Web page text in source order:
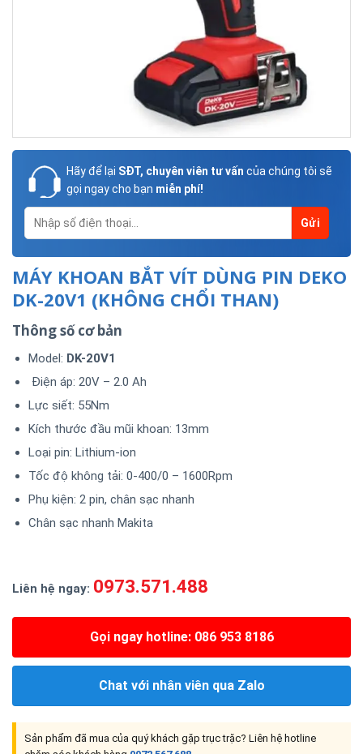
Hãy để lại SĐT, chuyên viên tư vấn của chúng tôi sẽ
gọi ngay cho bạn miễn phí!
MÁY KHOAN BẮT VÍT DÙNG PIN DEKO
DK-20V1 (KHÔNG CHỔI THAN)
Thông số cơ bản
Model: DK-20V1
Điện áp: 20V – 2.0 Ah
Lực siết: 55Nm
Kích thước đầu mũi khoan: 13mm
Loại pin: Lithium-ion
Tốc độ không tải: 0-400/0 – 1600Rpm
Phụ kiện: 2 pin, chân sạc nhanh
Chân sạc nhanh Makita
Liên hệ ngay: 0973.571.488
Gọi ngay hotline: 086 953 8186
Chat với nhân viên qua Zalo
Sản phẩm đã mua của quý khách gặp trục trặc? Liên hệ hotline